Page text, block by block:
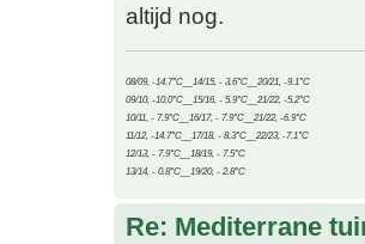
altijd nog.
08/09, -14.7°C__14/15, - 3.6°C__20/21, -9.1°C
09/10, -10.0°C__15/16, - 5.9°C__21/22, -5.2°C
10/11, - 7.9°C__16/17, - 7.9°C__21/22, -6.9°C
11/12, -14.7°C__17/18, - 8.3°C__22/23, -7.1°C
12/13, - 7.9°C__18/19, - 7.5°C
13/14, - 0.8°C__19/20, - 2.8°C
Re: Mediterrane